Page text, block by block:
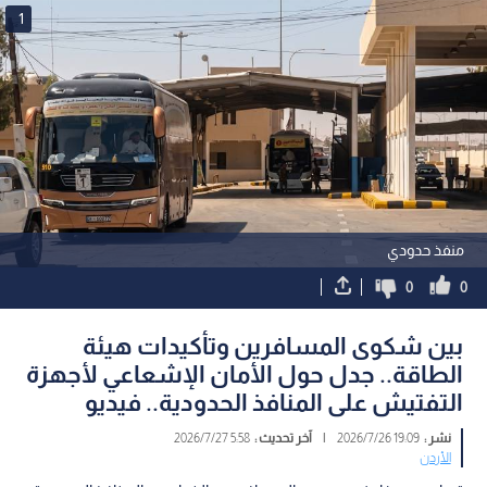
منفذ حدودي
1
0
0
بين شكوى المسافرين وتأكيدات هيئة
الطاقة.. جدل حول الأمان الإشعاعي لأجهزة
التفتيش على المنافذ الحدودية.. فيديو
نشر :19:09 2026/7/26
| آخر تحديث :5:58 2026/7/27
الأردن